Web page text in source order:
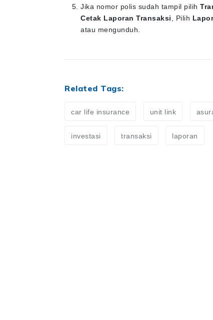
Jika nomor polis sudah tampil pilih
Cetak Laporan Transaksi
, Pilih
atau mengunduh.
Related Tags:
car life insurance unit link
investasi transaksi laporan